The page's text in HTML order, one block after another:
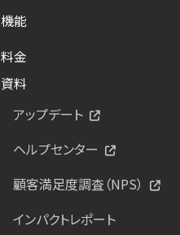
機能
料金
資料
アップデート
ヘルプセンター
顧客満足度調査（NPS）
インパクトレポート